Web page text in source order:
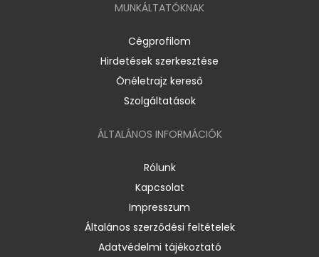
MUNKÁLTATÓKNAK
Cégprofilom
Hirdetések szerkesztése
Önéletrajz kereső
Szolgáltatások
ÁLTALÁNOS INFORMÁCIÓK
Rólunk
Kapcsolat
Impresszum
Általános szerződési feltételek
Adatvédelmi tájékoztató